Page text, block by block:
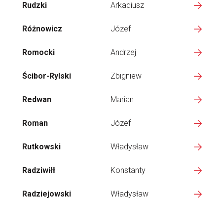
Rudzki Arkadiusz
Różnowicz Józef
Romocki Andrzej
Ścibor-Rylski Zbigniew
Redwan Marian
Roman Józef
Rutkowski Władysław
Radziwiłł Konstanty
Radziejowski Władysław